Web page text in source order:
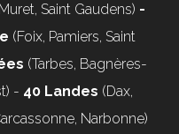
Saint Gaudens) -
(Foix, Pamiers, Saint
(Tarbes, Bagnères-
- 40 Landes (Dax,
Narbonne)